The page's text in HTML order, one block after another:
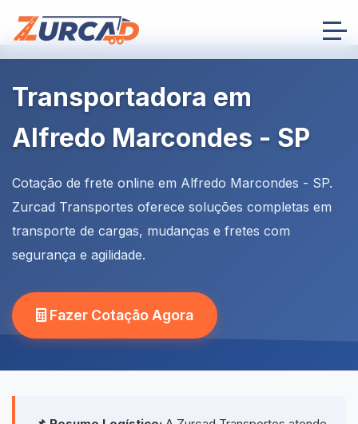
Transportadora em
Alfredo Marcondes - SP
Cotação de frete online em Alfredo Marcondes - SP.
Zurcad Transportes oferece soluções completas em
transporte de cargas, mudanças e fretes com
segurança e agilidade.
Fazer Cotação Agora